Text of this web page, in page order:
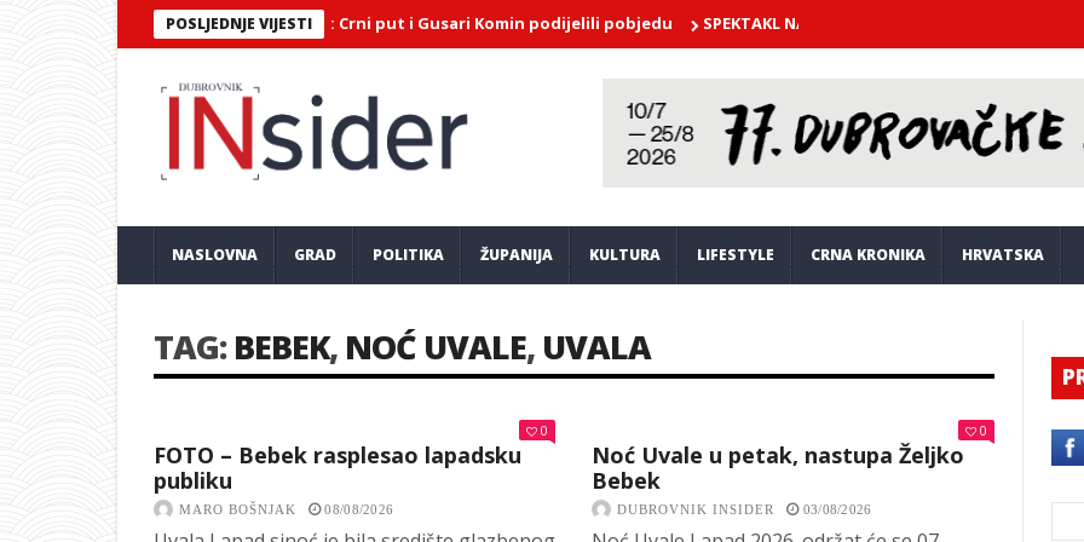
POSLJEDNJE VIJESTI
završnica Maratona lađa: Crni put i Gusari Komin podijelili pobjedu SPEKTAKL NA NERETVI! Plenković se susreo s
NASLOVNA GRAD POLITIKA ŽUPANIJA KULTURA LIFESTYLE CRNA KRONIKA HRVATSKA
TAG:BEBEK, NOĆ UVALE, UVALA
0
FOTO – Bebek rasplesao lapadsku
publiku
MARO BOŠNJAK 08/08/2026
0
Noć Uvale u petak, nastupa Željko
Bebek
DUBROVNIK INSIDER 03/08/2026